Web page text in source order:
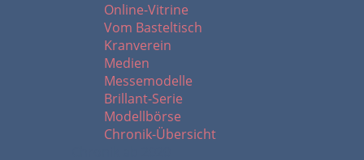
Online-Vitrine
Vom Basteltisch
Kranverein
Medien
Messemodelle
Brillant-Serie
Modellbörse
Chronik-Übersicht